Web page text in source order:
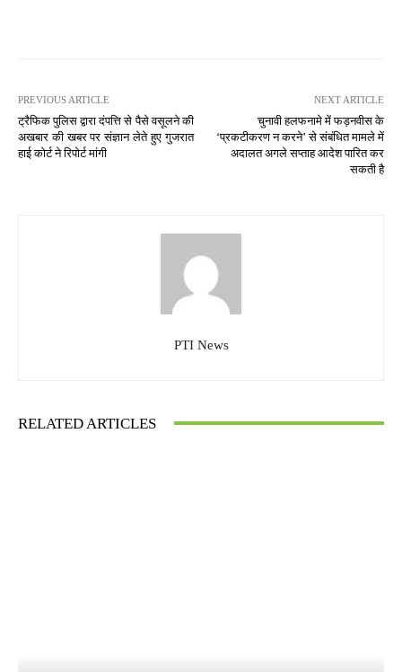
PREVIOUS ARTICLE
ट्रैफिक पुलिस द्वारा दंपत्ति से पैसे वसूलने की
अखबार की खबर पर संज्ञान लेते हुए गुजरात
हाई कोर्ट ने रिपोर्ट मांगी
NEXT ARTICLE
चुनावी हलफनामे में फड़नवीस के
‘प्रकटीकरण न करने’ से संबंधित मामले में
अदालत अगले सप्ताह आदेश पारित कर
सकती है
PTI News
RELATED ARTICLES